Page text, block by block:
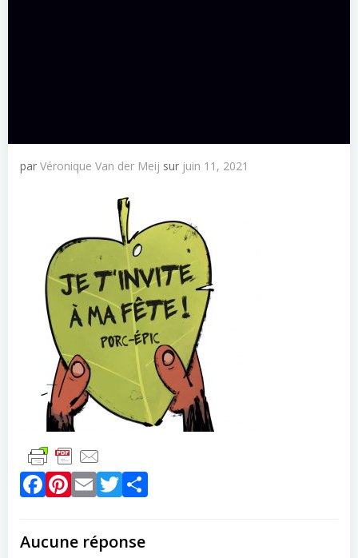
par Véronique Van der Meij sur juin 11, 2021
Facebook
Pinterest
EmailTwitter
Aucune réponse